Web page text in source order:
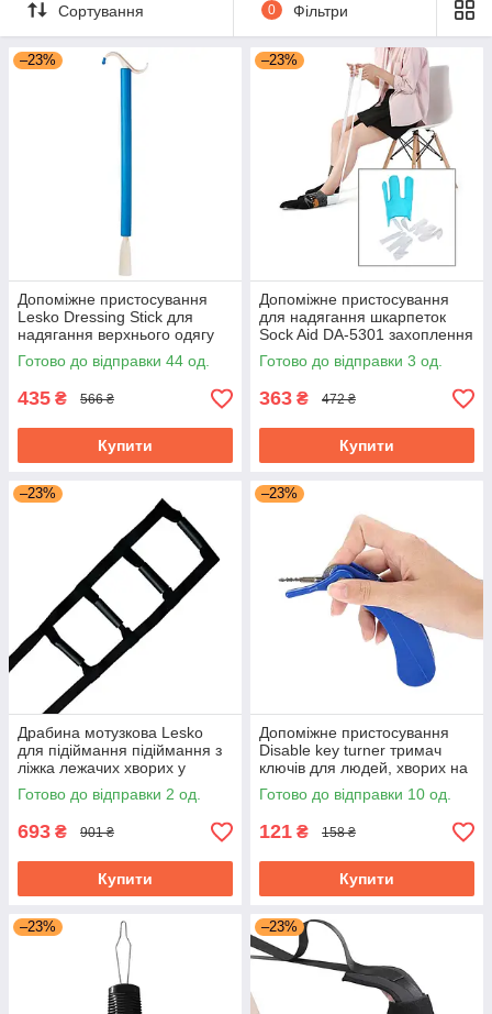
Сортування 0 Фільтри
–23%
Допоміжне пристосування
Lesko Dressing Stick для
надягання верхнього одягу
та взуття
Готово до відправки 44 од.
435 ₴ 566 ₴
Купити
–23%
Допоміжне пристосування
для надягання шкарпеток
Sock Aid DA-5301 захоплення
для одягання шкарпеток
Готово до відправки 3 од.
363 ₴ 472 ₴
Купити
–23%
Драбина мотузкова Lesko
для підіймання підіймання з
ліжка лежачих хворих у
положення сидячи
Готово до відправки 2 од.
693 ₴ 901 ₴
Купити
–23%
Допоміжне пристосування
Disable key turner тримач
ключів для людей, хворих на
ревматизм
Готово до відправки 10 од.
121 ₴ 158 ₴
Купити
–23% –23%